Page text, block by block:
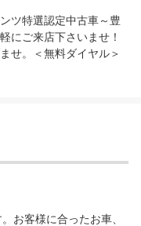
ツ特選認定中古車～豊
にご来店下さいませ！
せ。＜無料ダイヤル＞
お客様に合ったお車、